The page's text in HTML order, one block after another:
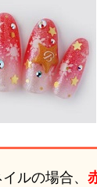
ルの場合、